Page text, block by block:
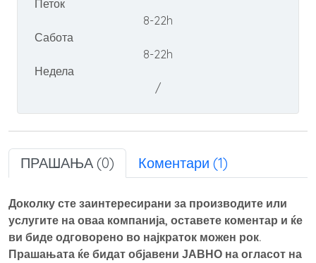
Петок
8-22h
Сабота
8-22h
Недела
/
ПРАШАЊА (0) Коментари (1)
Доколку сте заинтересирани за производите или
услугите на оваа компанија, оставете коментар и ќе
ви биде одговорено во најкраток можен рок.
Прашањата ќе бидат објавени ЈАВНО на огласот на